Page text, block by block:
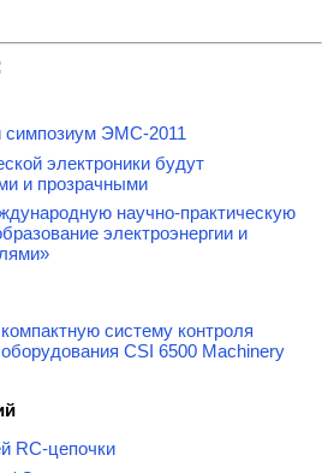
ЭМС-2011
электроники будут
и прозрачными
научно-практическую
электроэнергии и
систему контроля
CSI 6500 Machinery
RC-цепочки